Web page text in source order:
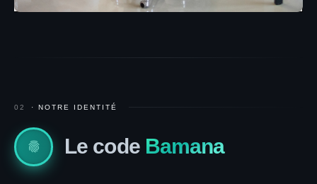
02 · NOTRE IDENTITÉ
fingerprint Le code Bamana